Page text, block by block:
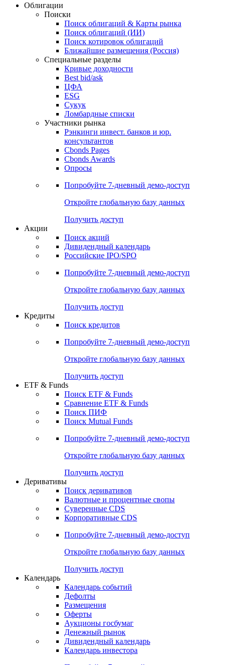
Облигации
Поиски
Поиск облигаций & Карты рынка
Поиск облигаций (ИИ)
Поиск котировок облигаций
Ближайшие размещения (Россия)
Специальные разделы
Кривые доходности
Best bid/ask
ЦФА
ESG
Сукук
Ломбардные списки
Участники рынка
Рэнкинги инвест. банков и юр.
консультантов
Cbonds Pages
Cbonds Awards
Опросы
Попробуйте 7-дневный демо-доступ
Откройте глобальную базу данных
Получить доступ
Акции
Поиск акций
Дивидендный календарь
Российские IPO/SPO
Попробуйте 7-дневный демо-доступ
Откройте глобальную базу данных
Получить доступ
Кредиты
Поиск кредитов
Попробуйте 7-дневный демо-доступ
Откройте глобальную базу данных
Получить доступ
ETF & Funds
Поиск ETF & Funds
Сравнение ETF & Funds
Поиск ПИФ
Поиск Mutual Funds
Попробуйте 7-дневный демо-доступ
Откройте глобальную базу данных
Получить доступ
Деривативы
Поиск деривативов
Валютные и процентные свопы
Суверенные CDS
Корпоративные CDS
Попробуйте 7-дневный демо-доступ
Откройте глобальную базу данных
Получить доступ
Календарь
Календарь событий
Дефолты
Размещения
Оферты
Аукционы госбумаг
Денежный рынок
Дивидендный календарь
Календарь инвестора